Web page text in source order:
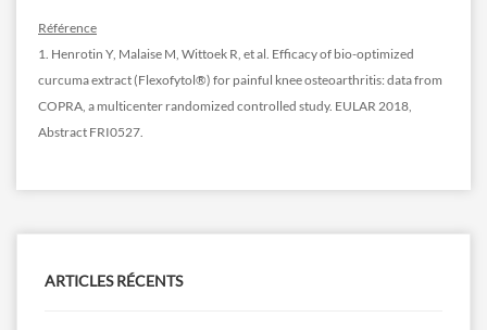
Référence
1. Henrotin Y, Malaise M, Wittoek R, et al. Efficacy of bio-optimized
curcuma extract (Flexofytol®) for painful knee osteoarthritis: data from
COPRA, a multicenter randomized controlled study. EULAR 2018,
Abstract FRI0527.
ARTICLES RÉCENTS